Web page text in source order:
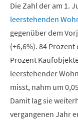
Die Zahl der am 1.
leerstehenden
gegenüber dem
(+6,6%). 84
Prozent
leerstehender
misst, nahm um
Damit lag sie
vergangenen Jahr